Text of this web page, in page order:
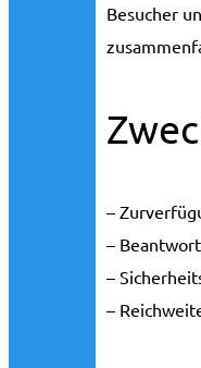
Besucher
–
–
–
–